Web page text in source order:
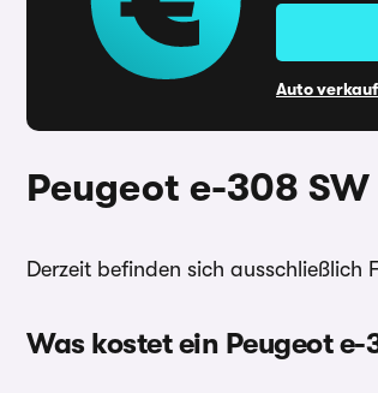
Auto
Peugeot e-308
Derzeit befinden sich
Was kostet ein Peugeot e-